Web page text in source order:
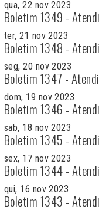
qua, 22 nov 2023
Boletim 1349 -
ter, 21 nov 2023
Boletim 1348 -
seg, 20 nov 2023
Boletim 1347 -
dom, 19 nov 2023
Boletim 1346 -
sab, 18 nov 2023
Boletim 1345 -
sex, 17 nov 2023
Boletim 1344 -
qui, 16 nov 2023
Boletim 1343 -